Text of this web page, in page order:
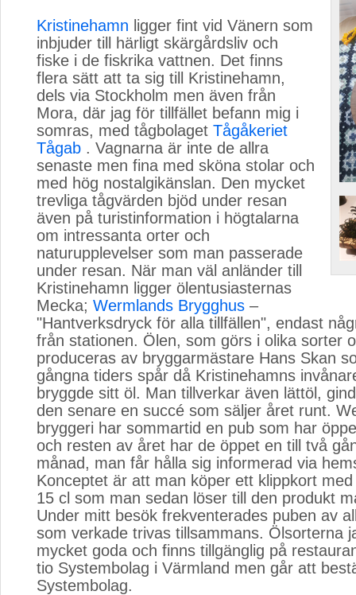
Kristinehamn ligger fint vid Vänern som
inbjuder till härligt skärgårdsliv och
fiske i de fiskrika vattnen. Det finns
flera sätt att ta sig till Kristinehamn,
dels via Stockholm men även från
Mora, där jag för tillfället befann mig i
somras, med tågbolaget Tågåkeriet
Tågab . Vagnarna är inte de allra
senaste men fina med sköna stolar och
med hög nostalgikänslan. Den mycket
trevliga tågvärden bjöd under resan
även på turistinformation i högtalarna
om intressanta orter och
naturupplevelser som man passerade
under resan. När man väl anländer till
Kristinehamn ligger ölentusiasternas
Mecka; Wermlands Brygghus –
"Hantverksdryck för alla tillfällen", endast
från stationen. Ölen, som görs i olika sorter
produceras av bryggarmästare Hans Skan
gångna tiders spår då Kristinehamns
bryggde sitt öl. Man tillverkar även lättöl,
den senare en succé som säljer året runt.
bryggeri har sommartid en pub som har
och resten av året har de öppet en till två
månad, man får hålla sig informerad via
Konceptet är att man köper ett klippkort
15 cl som man sedan löser till den produkt
Under mitt besök frekventerades puben av
som verkade trivas tillsammans. Ölsorterna
mycket goda och finns tillgänglig på
tio Systembolag i Värmland men går att
Systembolag.